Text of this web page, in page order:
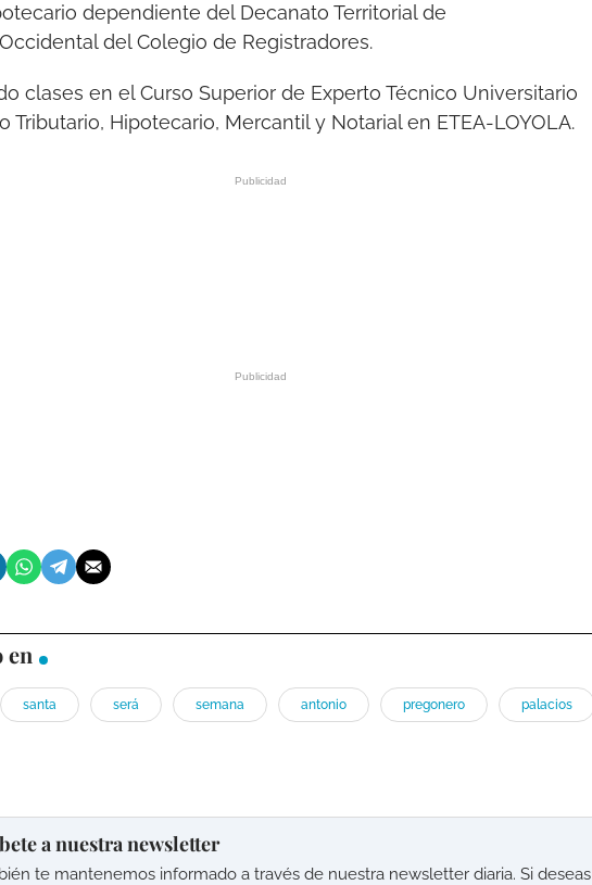
dependiente del Decanato Territorial de
del Colegio de Registradores.
clases en el Curso Superior de Experto Técnico Universitario
Tributario, Hipotecario, Mercantil y Notarial en ETEA-LOYOLA.
en
santa será semana antonio pregonero palacios
a nuestra newsletter
te mantenemos informado a través de nuestra newsletter diaria. Si deseas